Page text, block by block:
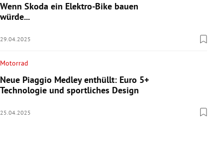
Wenn Skoda ein Elektro-Bike bauen
würde...
29.04.2025
Motorrad
Neue Piaggio Medley enthüllt: Euro 5+
Technologie und sportliches Design
25.04.2025